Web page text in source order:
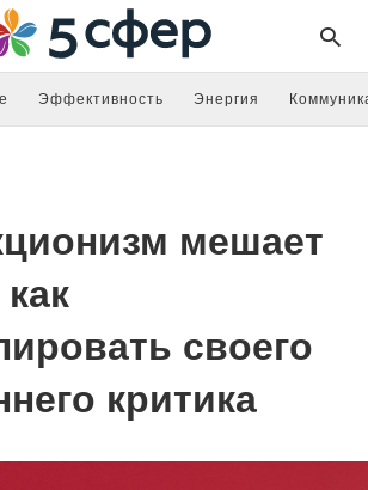
Эффективность Энергия
мешает
своего
критика